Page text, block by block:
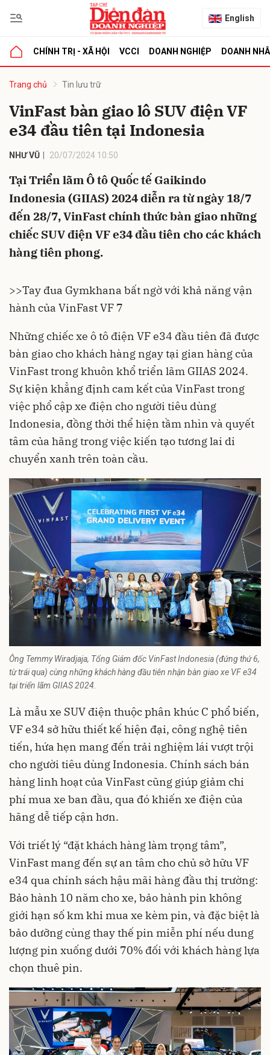
English
CHÍNH TRỊ - XÃ HỘI VCCI DOANH NGHIỆP DOANH
Trang chủ Tin lưu trữ
VinFast bàn giao lô SUV điện VF
e34 đầu tiên tại Indonesia
NHƯ VŨ 20/07/2024 10:50
Tại Triển lãm Ô tô Quốc tế Gaikindo
Indonesia (GIIAS) 2024 diễn ra từ ngày 18/7
đến 28/7, VinFast chính thức bàn giao những
chiếc SUV điện VF e34 đầu tiên cho các khách
hàng tiên phong.
>>Tay đua Gymkhana bất ngờ với khả năng vận
hành của VinFast VF 7
Những chiếc xe ô tô điện VF e34 đầu tiên đã được
bàn giao cho khách hàng ngay tại gian hàng của
VinFast trong khuôn khổ triển lãm GIIAS 2024.
Sự kiện khẳng định cam kết của VinFast trong
việc phổ cập xe điện cho người tiêu dùng
Indonesia, đồng thời thể hiện tầm nhìn và quyết
tâm của hãng trong việc kiến tạo tương lai di
chuyển xanh trên toàn cầu.
Ông Temmy Wiradjaja, Tổng Giám đốc VinFast Indonesia (đứng thứ 6,
từ trái qua) cùng những khách hàng đầu tiên nhận bàn giao xe VF e34
tại triển lãm GIIAS 2024.
Là mẫu xe SUV điện thuộc phân khúc C phổ biến,
VF e34 sở hữu thiết kế hiện đại, công nghệ tiên
tiến, hứa hẹn mang đến trải nghiệm lái vượt trội
cho người tiêu dùng Indonesia. Chính sách bán
hàng linh hoạt của VinFastcũng giúp giảm chi
phí mua xe ban đầu, qua đó khiến xe điện của
hãng dễ tiếp cận hơn.
Với triết lý “đặt khách hàng làm trọng tâm”,
VinFast mang đến sự an tâm cho chủ sở hữu VF
e34 qua chính sách hậu mãi hàng đầu thị trường:
Bảo hành 10 năm cho xe, bảo hành pin không
giới hạn số km khi mua xe kèm pin, và đặc biệt là
bảo dưỡng cùng thay thế pin miễn phí nếu dung
lượng pin xuống dưới 70% đối với khách hàng lựa
chọn thuê pin.
luận
Hủy